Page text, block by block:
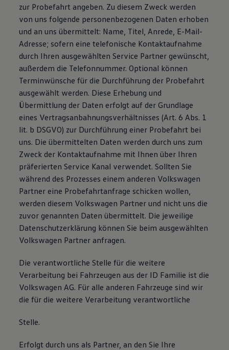
zur Probefahrt angeben. Zu diesem Zweck werden
von uns folgende personenbezogenen Daten erhoben
und an uns übermittelt: Name, Titel, Anrede, E-Mail-
Adresse; sofern eine telefonische Kontaktaufnahme
durch Ihren ausgewählten Service Partner gewünscht,
außerdem die Telefonnummer. Optional können
Terminwünsche für die Durchführung der Probefahrt
ausgewählt werden. Diese Erhebung und
Übermittlung der Daten erfolgt auf der Grundlage
eines Vertragsanbahnungsverhältnisses (Art. 6 Abs. 1
lit. b DSGVO) zur Durchführung einer Probefahrt bei
uns. Die übermittelten Daten werden durch uns zum
Zweck der Kontaktaufnahme mit Ihnen über Ihren
präferierten Service Kanal verwendet. Sollten Sie
während des Prozesses einem anderen Volkswagen
Partner eine Probefahrtanfrage schicken wollen,
werden diesem Volkswagen Partner und nicht uns die
zuvor genannten Daten übermittelt. Die jeweilige
Datenschutzerklärung können Sie beim ausgewählten
Volkswagen Partner anfragen.
Die verantwortliche Stelle für die weitere
Verarbeitung bei Fahrzeugen aus der ID Familie ist die
Volkswagen AG. Für alle anderen Fahrzeuge sind wir
die für die weitere Verarbeitung verantwortliche
Stelle.
Erfolgt durch uns als Partner, an den Sie Ihre